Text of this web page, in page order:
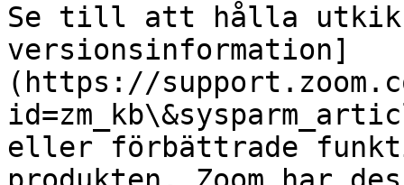
Se till att hålla utkik
versionsinformation]
(https://
eller förbättrade